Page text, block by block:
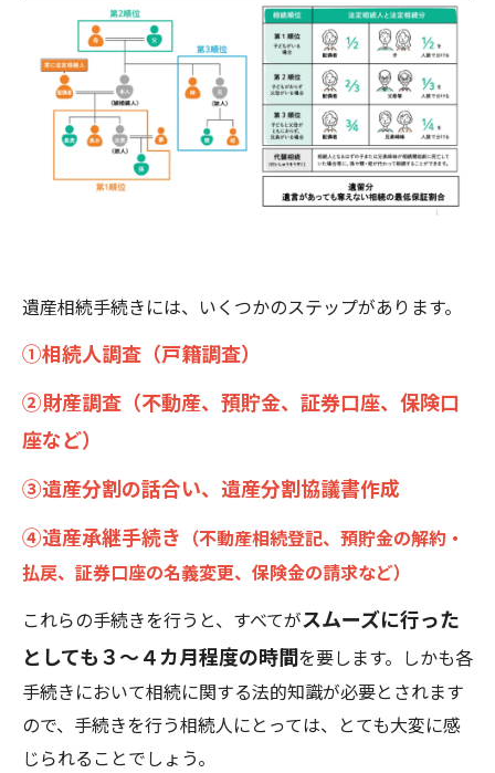
遺産相続手続きには、いくつかのステップがあります。
①相続人調査（戸籍調査）
②財産調査（不動産、預貯金、証券口座、保険口
座など）
③遺産分割の話合い、遺産分割協議書作成
④遺産承継手続き （不動産相続登記、預貯金の解約・
払戻、証券口座の名義変更、保険金の請求など）
これらの手続きを行うと、すべてがスムーズに行った
としても３～４カ月程度の時間を要します。しかも各
手続きにおいて相続に関する法的知識が必要とされます
ので、手続きを行う相続人にとっては、とても大変に感
じられることでしょう。